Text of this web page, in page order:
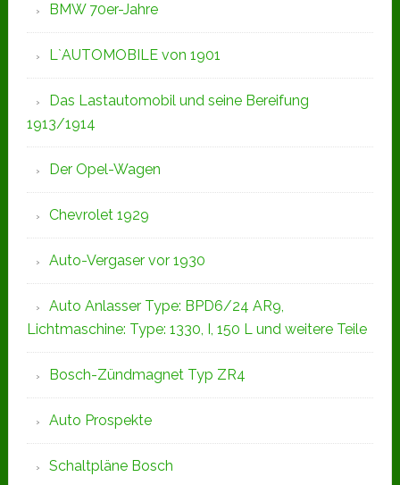
BMW 70er-Jahre
L`AUTOMOBILE von 1901
Das Lastautomobil und seine Bereifung
1913/1914
Der Opel-Wagen
Chevrolet 1929
Auto-Vergaser vor 1930
Auto Anlasser Type: BPD6/24 AR9,
Lichtmaschine: Type: 1330, I, 150 L und weitere Teile
Bosch-Zündmagnet Typ ZR4
Auto Prospekte
Schaltpläne Bosch